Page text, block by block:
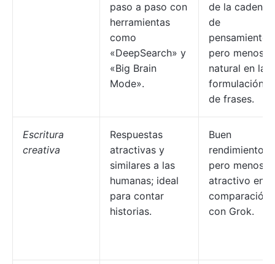
paso a paso con
herramientas
como
«DeepSearch» y
«Big Brain
Mode».
de la cadena
de
pensamiento,
pero menos
natural en la
formulación
de frases.
Escritura
creativa
Respuestas
atractivas y
similares a las
humanas; ideal
para contar
historias.
Buen
rendimiento,
pero menos
atractivo en
comparación
con Grok.